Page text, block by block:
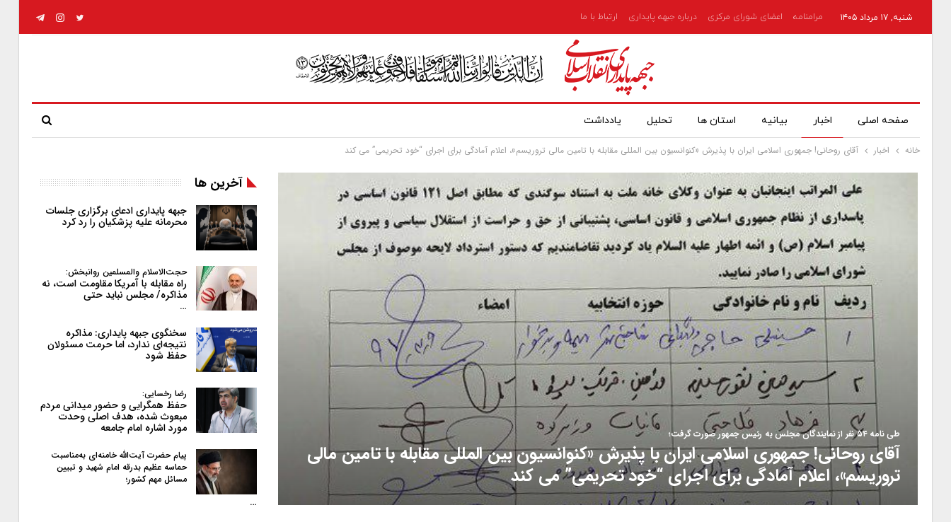
شنبه, ۱۷ مرداد ۱۴۰۵ مرامنامه اعضای شورای مرکزی درباره جبهه پایداری ارتباط با ما
صفحه اصلی اخبار بیانیه استان ها تحلیل یادداشت
خانه اخبار آقای روحانی! جمهوری اسلامی ایران با پذیرش «کنوانسیون بین المللی مقابله با تامین مالی تروریسم»، اعلام آمادگی برای اجرای “خود تحریمی” می کند
طی نامه ۵۴ نفر از نمایندگان مجلس به رئیس جمهور صورت گرفت؛
آقای روحانی! جمهوری اسلامی ایران با پذیرش «کنوانسیون بین المللی مقابله با تامین مالی
تروریسم»، اعلام آمادگی برای اجرای “خود تحریمی” می کند
آخرین ها
جبهه پایداری ادعای برگزاری جلسات
محرمانه علیه پزشکیان را رد کرد
حجت‌الاسلام والمسلمین روانبخش:
راه مقابله با آمریکا مقاومت است، نه
مذاکره/ مجلس نباید حتی
…
سخنگوی جبهه پایداری: مذاکره
نتیجه‌ای ندارد، اما حرمت مسئولان
حفظ شود
رضا رخسایی:
حفظ همگرایی و حضور میدانی مردم
مبعوث شده، هدف اصلی وحدت
مورد اشاره امام جامعه
پیام حضرت آیت‌الله خامنه‌ای به‌مناسبت
حماسه عظیم بدرقه امام شهید و تبیین
مسائل مهم کشور؛
…